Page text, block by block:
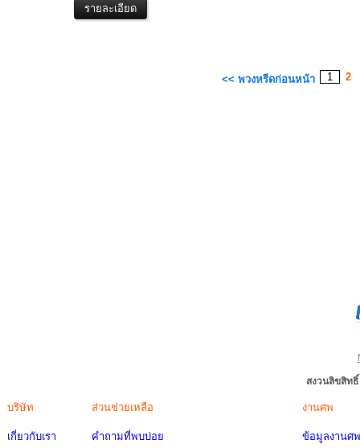
<< พวงหรีดก่อนหน้า 1 2
สงวนลิขสิท
บริษัท
เกี่ยวกับเรา
ส่วนช่วยเหลือ
คำถามที่พบบ่อย
งานศพ
ข้อมูลงานศพ